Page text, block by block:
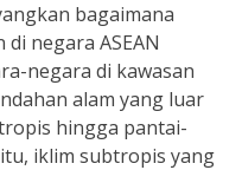
bagaimana
negara ASEAN
negara di kawasan
alam yang luar
hingga pantai-
iklim subtropis yang